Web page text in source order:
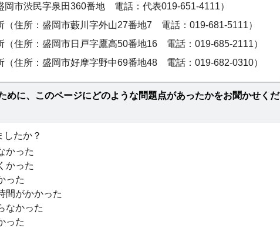
岡市渋民字泉田360番地 電話：代表019-651-4111）
（住所：盛岡市藪川字外山27番地7 電話：019-681-5111）
（住所：盛岡市日戸字鷹高50番地16 電話：019-685-2111）
（住所：盛岡市好摩字野中69番地48 電話：019-682-0310）
めに、このページにどのような問題点があったかをお聞かせくだ
したか？
かった
かった
った
間がかかった
なかった
った